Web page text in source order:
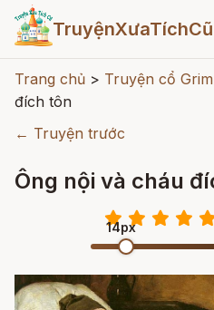
TruyệnXưaTíchCũ
Trang chủ > Truyện cổ
đích tôn
← Truyện trước
Ông nội và cháu
14px